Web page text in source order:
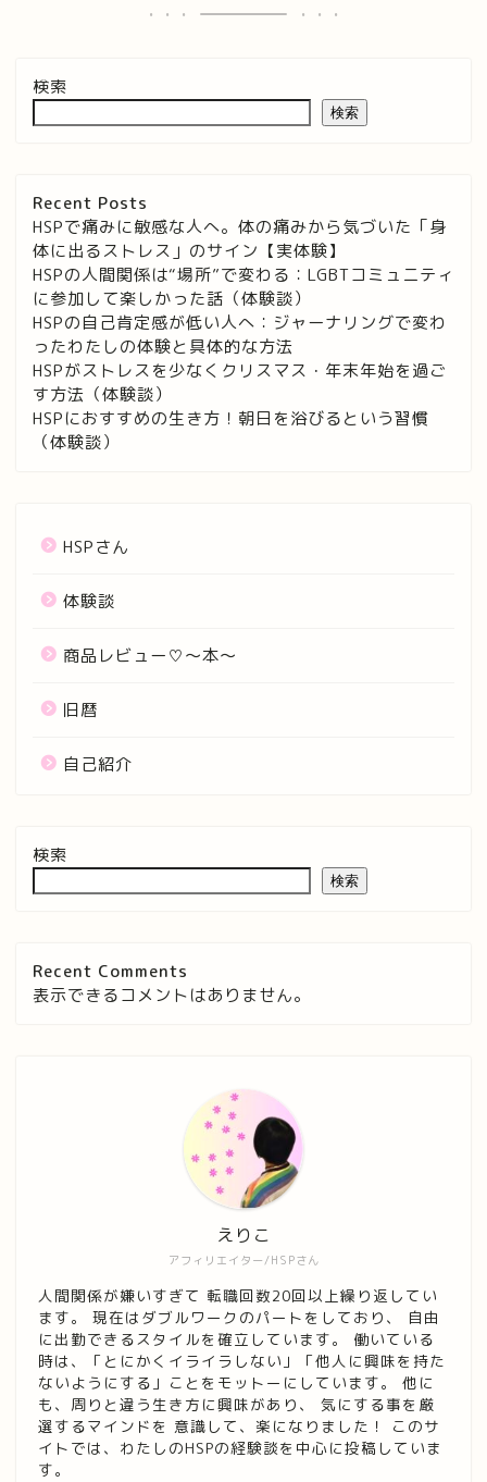
検索
検索
Recent Posts
HSPで痛みに敏感な人へ。体の痛みから気づいた「身
体に出るストレス」のサイン【実体験】
HSPの人間関係は“場所”で変わる：LGBTコミュニティ
に参加して楽しかった話（体験談）
HSPの自己肯定感が低い人へ：ジャーナリングで変わ
ったわたしの体験と具体的な方法
HSPがストレスを少なくクリスマス・年末年始を過ご
す方法（体験談）
HSPにおすすめの生き方！朝日を浴びるという習慣
（体験談）
HSPさん
体験談
商品レビュー♡〜本〜
旧暦
自己紹介
検索
検索
Recent Comments
表示できるコメントはありません。
アフィリエイター/HSPさん
えりこ
人間関係が嫌いすぎて 転職回数20回以上繰り返してい
ます。 現在はダブルワークのパートをしており、 自由
に出勤できるスタイルを確立しています。 働いている
時は、「とにかくイライラしない」「他人に興味を持た
ないようにする」ことをモットーにしています。 他に
も、周りと違う生き方に興味があり、 気にする事を厳
選するマインドを 意識して、楽になりました！ このサ
イトでは、わたしのHSPの経験談を中心に投稿していま
す。